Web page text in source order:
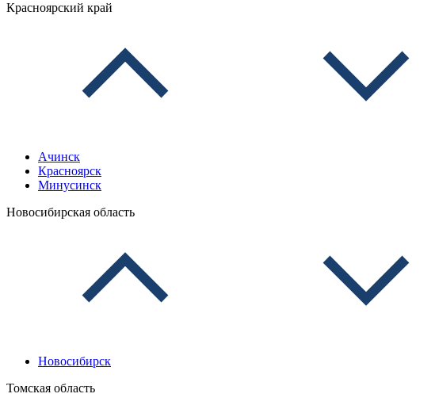
Красноярский край
Ачинск
Красноярск
Минусинск
Новосибирская область
Новосибирск
Томская область